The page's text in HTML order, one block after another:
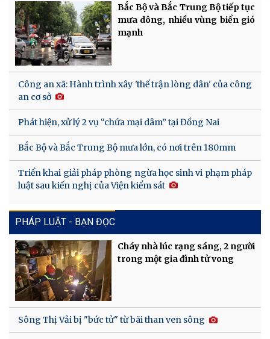
Bắc Bộ và Bắc Trung Bộ tiếp tục
mưa dông, nhiều vùng biển gió
mạnh
Công an xã: Hành trình xây 'thế trận lòng dân' của công
an cơ sở
Phát hiện, xử lý 2 vụ “chứa mại dâm” tại Đồng Nai
Bắc Bộ và Bắc Trung Bộ mưa lớn, có nơi trên 180mm
Triển khai giải pháp phòng ngừa học sinh vi phạm pháp
luật sau kiến nghị của Viện kiểm sát
PHÁP LUẬT - BẠN ĐỌC
Cháy nhà lúc rạng sáng, 2 người
trong một gia đình tử vong
Sông Thị Vải bị "bức tử" từ bãi than ven sông